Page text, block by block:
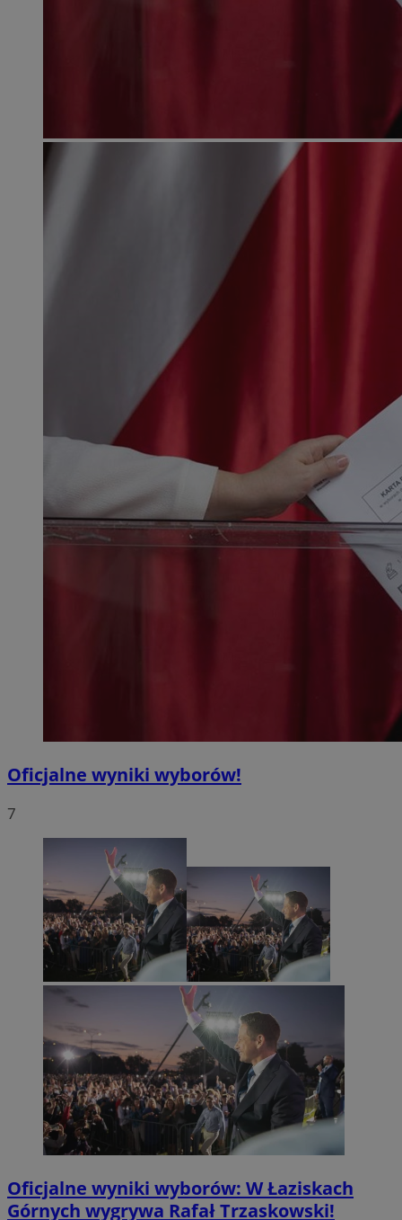
Oficjalne wyniki wyborów!
7
Oficjalne wyniki wyborów: W Łaziskach
Górnych wygrywa Rafał Trzaskowski!